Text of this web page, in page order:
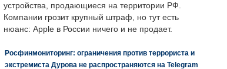
устройства, продающиеся на территории РФ.
Компании грозит крупный штраф, но тут есть
нюанс: Apple в России ничего и не продает.
Росфинмониторинг: ограничения против террориста и
экстремиста Дурова не распространяются на Telegram